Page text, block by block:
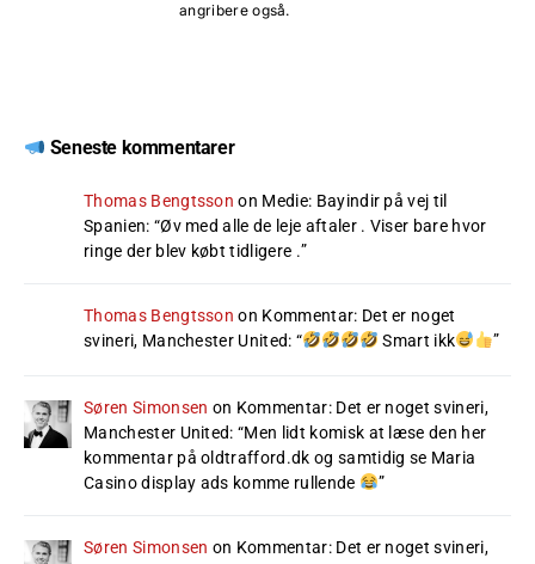
angribere også.
Seneste kommentarer
Thomas Bengtsson on Medie: Bayindir på vej til
Spanien: “Øv med alle de leje aftaler . Viser bare hvor
ringe der blev købt tidligere .”
Thomas Bengtsson on Kommentar: Det er noget
svineri, Manchester United: “ Smart ikk ”
Søren Simonsen on Kommentar: Det er noget svineri,
Manchester United: “Men lidt komisk at læse den her
kommentar på oldtrafford.dk og samtidig se Maria
Casino display ads komme rullende
”
Søren Simonsen on Kommentar: Det er noget svineri,